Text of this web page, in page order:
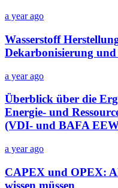
a year ago
Wasserstoff
Dekarbonisierung
a year ago
Überblick über die
Energie- und
(VDI- und BAFA
a year ago
CAPEX und OPEX:
wissen müssen